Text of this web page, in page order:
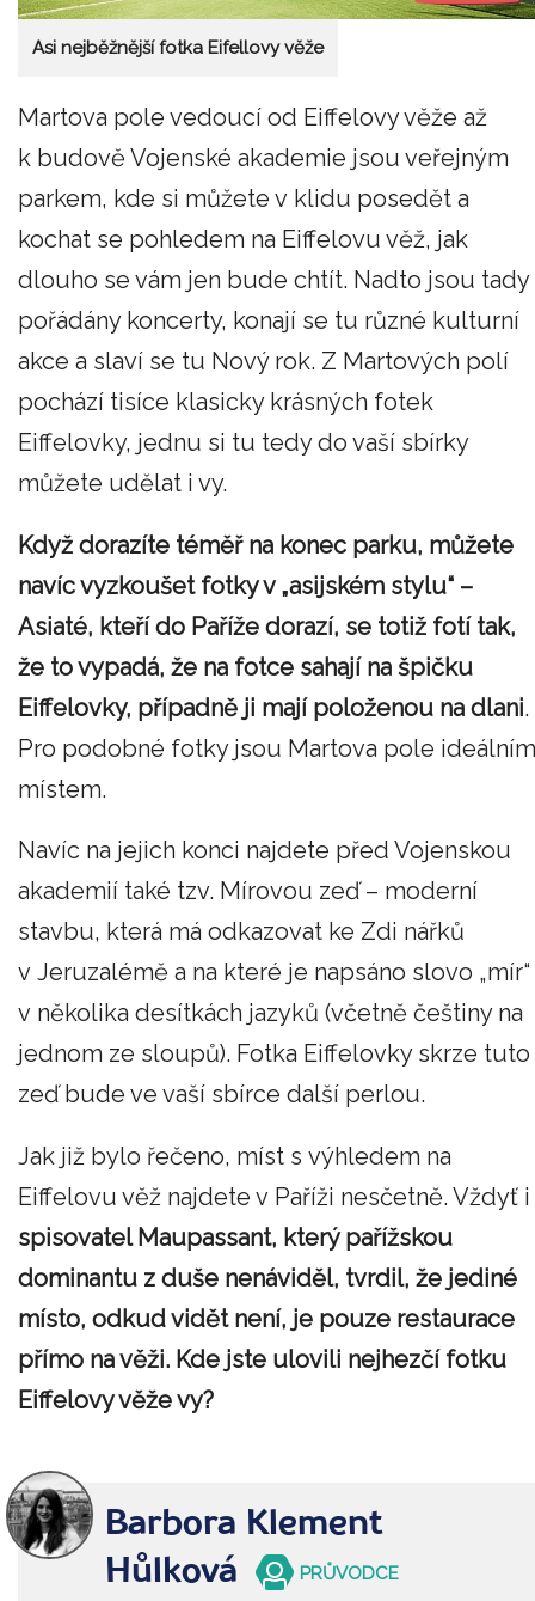
Asi nejběžnější fotka Eifellovy věže
Martova pole vedoucí od Eiffelovy věže až
k budově Vojenské akademie jsou veřejným
parkem, kde si můžete v klidu posedět a
kochat se pohledem na Eiffelovu věž, jak
dlouho se vám jen bude chtít. Nadto jsou tady
pořádány koncerty, konají se tu různé kulturní
akce a slaví se tu Nový rok. Z Martových polí
pochází tisíce klasicky krásných fotek
Eiffelovky, jednu si tu tedy do vaší sbírky
můžete udělat i vy.
Když dorazíte téměř na konec parku, můžete
navíc vyzkoušet fotky v „asijském stylu“ –
Asiaté, kteří do Paříže dorazí, se totiž fotí tak,
že to vypadá, že na fotce sahají na špičku
Eiffelovky, případně ji mají položenou na dlani.
Pro podobné fotky jsou Martova pole ideálním
místem.
Navíc na jejich konci najdete před Vojenskou
akademií také tzv. Mírovou zeď – moderní
stavbu, která má odkazovat ke Zdi nářků
v Jeruzalémě a na které je napsáno slovo „mír“
v několika desítkách jazyků (včetně češtiny na
jednom ze sloupů). Fotka Eiffelovky skrze tuto
zeď bude ve vaší sbírce další perlou.
Jak již bylo řečeno, míst s výhledem na
Eiffelovu věž najdete v Paříži nesčetně. Vždyť i
spisovatel Maupassant, který pařížskou
dominantu z duše nenáviděl, tvrdil, že jediné
místo, odkud vidět není, je pouze restaurace
přímo na věži. Kde jste ulovili nejhezčí fotku
Eiffelovy věže vy?
Barbora Klement
Hůlková
PRŮVODCE